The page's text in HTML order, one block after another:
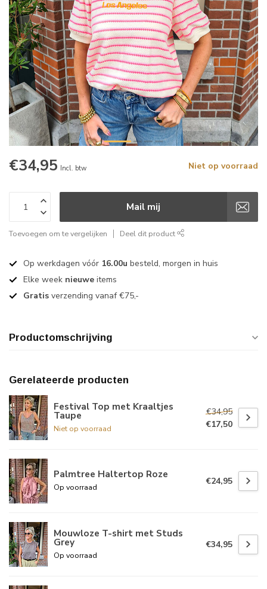
€34,95 Incl. btw Niet op voorraad
Mail mij
Toevoegen om te vergelijken Deel dit product
Op werkdagen vóór 16.00u besteld, morgen in huis
Elke week nieuwe items
Gratis verzending vanaf €75,-
Productomschrijving
Gerelateerde producten
Festival Top met Kraaltjes
Taupe
Niet op voorraad
€34,95
€17,50
Palmtree Haltertop Roze
Op voorraad
€24,95
Mouwloze T-shirt met Studs
Grey
Op voorraad
€34,95